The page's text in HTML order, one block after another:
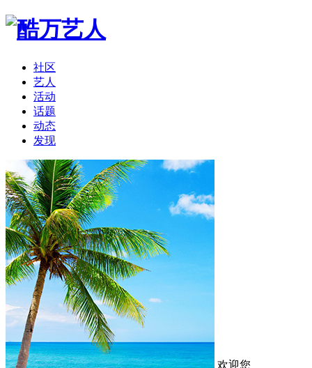
社区
艺人
活动
话题
动态
发现
欢迎您